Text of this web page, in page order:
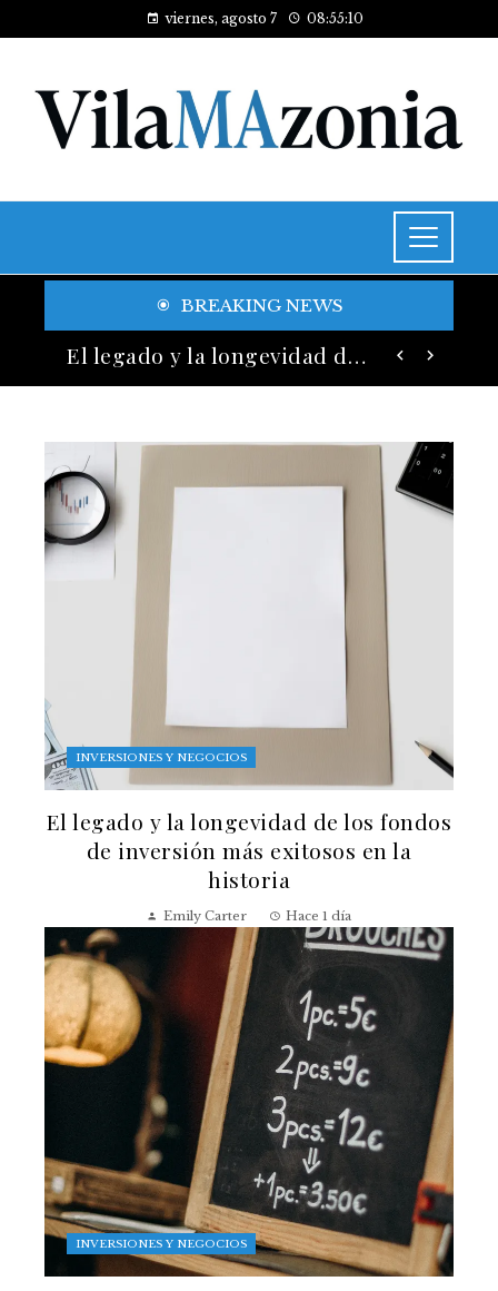
viernes, agosto 7 08:55:12
BREAKING NEWS
El legado y la longevidad de los fondos de inversión más exitosos en la historia
INVERSIONES Y NEGOCIOS
El legado y la longevidad de los fondos
de inversión más exitosos en la
historia
Emily Carter Hace 1 día
INVERSIONES Y NEGOCIOS